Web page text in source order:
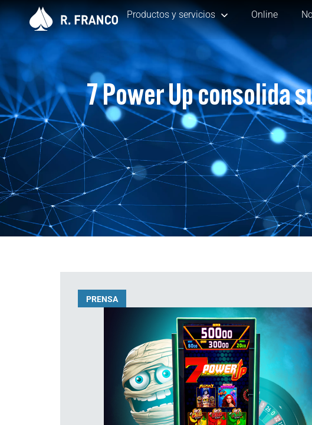
Productos y servicios Online
7 Power Up consolida
PRENSA